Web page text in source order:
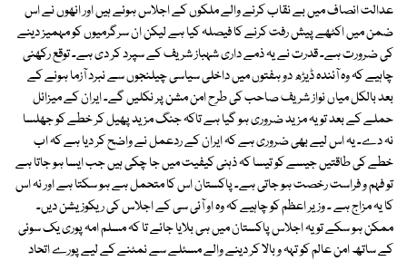
عدالت انصاف میں بے نقاب کرنے والے ملکوں کے اجلاس ہوئے ہیں اور انھوں نے اس
ضمن میں اکٹھے پیش رفت کرنے کا فیصلہ کیا ہے لیکن ان سرگرمیوں کو مہمیز دینے
کی ضرورت ہے۔ قدرت نے یہ ذمے داری شہباز شریف کے سپرد کر دی ہے۔ توقع رکھنی
چاہیے کہ وہ آئندہ ڈیڑھ دو ہفتوں میں داخلی سیاسی چیلنجوں سے نبرد آزما ہونے کے
بعد بالکل میاں نواز شریف صاحب کی طرح امن مشن پر نکلیں گے۔ ایران کے میزائل
حملے کے بعد تو یہ مزید ضروری ہو گیا ہے تاکہ جنگ مزید پھیل کر خطے کو جھلسا
نہ دے۔ یہ اس لیے بھی ضروری ہے کہ ایران کے ردعمل نے واضح کر دیا ہے کہ اب
خطے کی طاقتیں جیسے کو تیسا کہ ذہنی کیفیت میں جا چکی ہیں جب ایسا ہو جاتا ہے
تو فہم و فراست رخصت ہو جاتی ہے۔ پاکستان اس کا متحمل ہے ہو سکتا ہے اور نہ اس
کا یہ مزاج ہے ۔ وزیر اعظم کو چاہیے کہ وہ او آئی سی کے اجلاس کی ریکوزیشن دیں۔
ممکن ہو سکے تو یہ اجلاس پاکستان میں ہی بلایا جائے تا کہ مسلم امہ پوری یک سوئی
کے ساتھ امن عالم کو تہہ و بالا کر دینے والے مسئلے سے نمٹنے کے لیے پورے اتحاد